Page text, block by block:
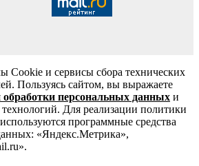
Cookie и сервисы сбора технических
Пользуясь сайтом, вы выражаете
обработки персональных данных и
Для реализации политики
программные средства
«Яндекс.Метрика»,